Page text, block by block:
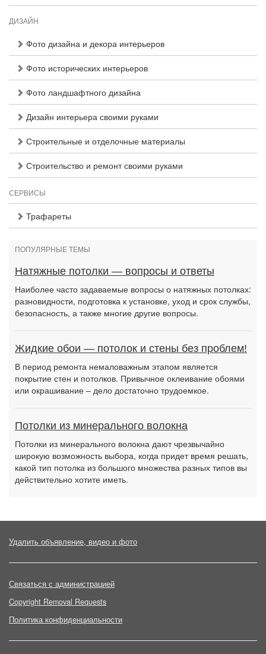
ДИЗАЙН
Фото дизайна и декора интерьеров
Фото исторических интерьеров
Фото ландшафтного дизайна
Дизайн интерьера своими руками
Строительные и отделочные материалы
Строительство и ремонт своими руками
СЕРВИСЫ
Трафареты
ПОПУЛЯРНЫЕ ТЕМЫ
Натяжные потолки — вопросы и ответы
Наиболее часто задаваемые вопросы о натяжных потолках:
разновидности, подготовка к установке, уход и срок службы,
безопасность, а также многие другие вопросы.
Жидкие обои — потолок и стены без проблем!
В период ремонта немаловажным этапом является
покрытие стен и потолков. Привычное оклеивание обоями
или окрашивание – дело достаточно трудоемкое.
Потолки из минерального волокна
Потолки из минерального волокна дают чрезвычайно
широкую возможность выбора, когда придет время решать,
какой тип потолка из большого множества разных типов вы
действительно хотите иметь.
Удалить объявление, видео и фото
Связаться с администрацией
Copyright Removal Requests
Политика конфиденциальности